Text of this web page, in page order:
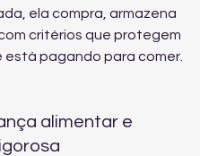
ela compra, armazena
critérios que protegem
está pagando para comer.
alimentar e